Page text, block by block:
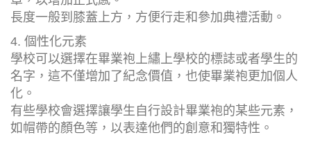
長度一般到膝蓋上方，方便行走和參加典禮活動。
4. 個性化元素
學校可以選擇在畢業袍上繡上學校的標誌或者學生的
名字，這不僅增加了紀念價值，也使畢業袍更加個人
化。
有些學校會選擇讓學生自行設計畢業袍的某些元素，
如帽帶的顏色等，以表達他們的創意和獨特性。